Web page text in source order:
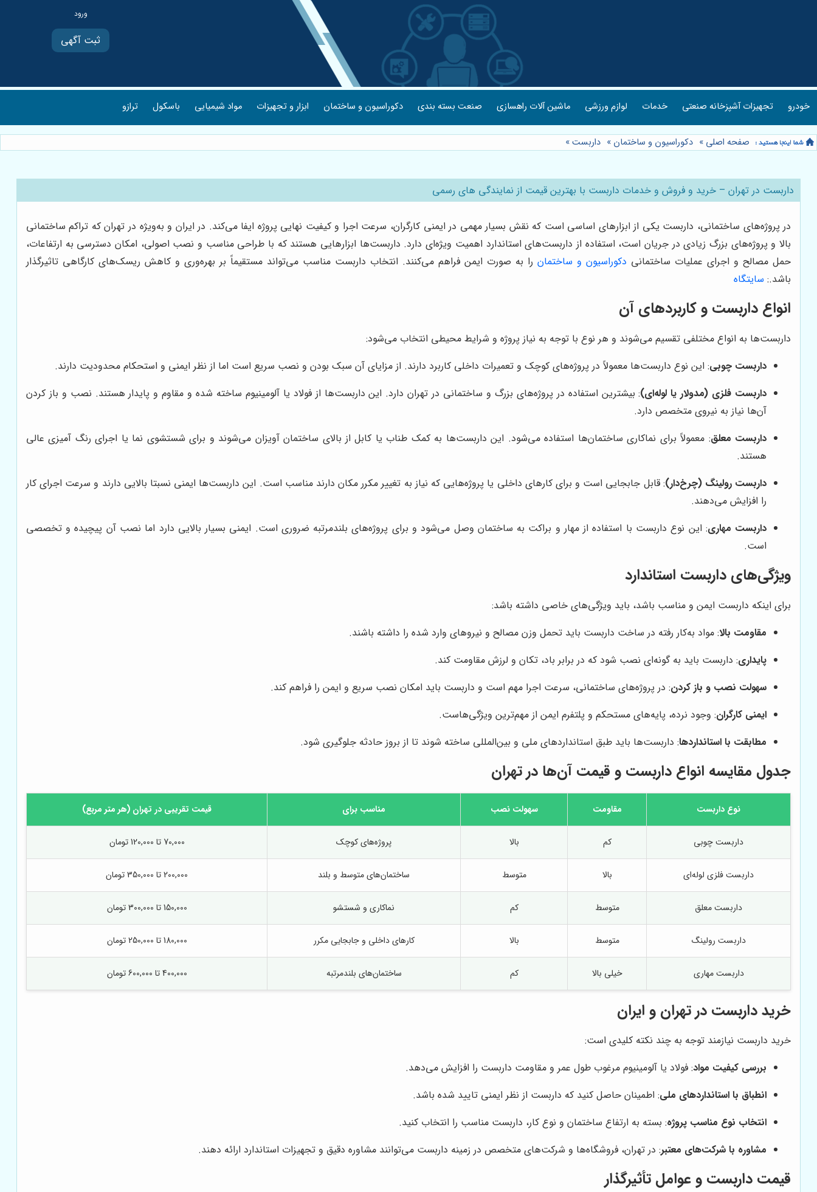
ثبت آگهی
خودرو تجهیزات آشپزخانه صنعتی خدمات لوازم ورزشی ماشین آلات راهسازی صنعت بسته بندی دکوراسیون و ساختمان ابزار و تجهیزات مواد شیمیایی باسکول ترازو
صفحه اصلی » دکوراسیون و ساختمان » داربست»
داربست در تهران – خرید و فروش و خدمات داربست با بهترین قیمت از نمایندگی های رسمی
در پروژه‌های ساختمانی، داربست یکی از ابزارهای اساسی است که نقش بسیار مهمی در ایمنی کارگران، سرعت اجرا و کیفیت نهایی پروژه ایفا می‌کند. در ایران و به‌ویژه در تهران که تراکم ساختمانی
بالا و پروژه‌های بزرگ زیادی در جریان است، استفاده از داربست‌های استاندارد اهمیت ویژه‌ای دارد. داربست‌ها ابزارهایی هستند که با طراحی مناسب و نصب اصولی، امکان دسترسی به ارتفاعات،
حمل مصالح و اجرای عملیات ساختمانی دکوراسیون و ساختمانرا به صورت ایمن فراهم می‌کنند. انتخاب داربست مناسب می‌تواند مستقیماً بر بهره‌وری و کاهش ریسک‌های کارگاهی تاثیرگذار
باشد.: سایتگاه
انواع داربست و کاربردهای آن
داربست‌ها به انواع مختلفی تقسیم می‌شوند و هر نوع با توجه به نیاز پروژه و شرایط محیطی انتخاب می‌شود:
داربست چوبی: این نوع داربست‌ها معمولاً در پروژه‌های کوچک و تعمیرات داخلی کاربرد دارند. از مزایای آن سبک بودن و نصب سریع است اما از نظر ایمنی و استحکام محدودیت دارند.
داربست فلزی (مدولار یا لوله‌ای): بیشترین استفاده در پروژه‌های بزرگ و ساختمانی در تهران دارد. این داربست‌ها از فولاد یا آلومینیوم ساخته شده و مقاوم و پایدار هستند. نصب و باز کردن
آن‌ها نیاز به نیروی متخصص دارد.
داربست معلق: معمولاً برای نماکاری ساختمان‌ها استفاده می‌شود. این داربست‌ها به کمک طناب یا کابل از بالای ساختمان آویزان می‌شوند و برای شستشوی نما یا اجرای رنگ آمیزی عالی
هستند.
داربست رولینگ (چرخ‌دار): قابل جابجایی است و برای کارهای داخلی یا پروژه‌هایی که نیاز به تغییر مکرر مکان دارند مناسب است. این داربست‌ها ایمنی نسبتا بالایی دارند و سرعت اجرای کار
را افزایش می‌دهند.
داربست مهاری: این نوع داربست با استفاده از مهار و براکت به ساختمان وصل می‌شود و برای پروژه‌های بلندمرتبه ضروری است. ایمنی بسیار بالایی دارد اما نصب آن پیچیده و تخصصی
است.
ویژگی‌های داربست استاندارد
برای اینکه داربست ایمن و مناسب باشد، باید ویژگی‌های خاصی داشته باشد:
مقاومت بالا: مواد به‌کار رفته در ساخت داربست باید تحمل وزن مصالح و نیروهای وارد شده را داشته باشند.
پایداری: داربست باید به گونه‌ای نصب شود که در برابر باد، تکان و لرزش مقاومت کند.
سهولت نصب و باز کردن: در پروژه‌های ساختمانی، سرعت اجرا مهم است و داربست باید امکان نصب سریع و ایمن را فراهم کند.
ایمنی کارگران: وجود نرده، پایه‌های مستحکم و پلتفرم ایمن از مهم‌ترین ویژگی‌هاست.
مطابقت با استانداردها: داربست‌ها باید طبق استانداردهای ملی و بین‌المللی ساخته شوند تا از بروز حادثه جلوگیری شود.
جدول مقایسه انواع داربست و قیمت آن‌ها در تهران
نوع داربست مقاومت سهولت نصب مناسب برای قیمت تقریبی در تهران (هر متر مربع)
داربست چوبی کم بالا پروژه‌های کوچک 70,000 تا 120,000 تومان
داربست فلزی لوله‌ای بالا متوسط ساختمان‌های متوسط و بلند 200,000 تا 350,000 تومان
داربست معلق متوسط کم نماکاری و شستشو 150,000 تا 300,000 تومان
داربست رولینگ متوسط بالا کارهای داخلی و جابجایی مکرر 180,000 تا 250,000 تومان
داربست مهاری خیلی بالا کم ساختمان‌های بلندمرتبه 400,000 تا 600,000 تومان
خرید داربست در تهران و ایران
خرید داربست نیازمند توجه به چند نکته کلیدی است:
بررسی کیفیت مواد: فولاد یا آلومینیوم مرغوب طول عمر و مقاومت داربست را افزایش می‌دهد.
انطباق با استانداردهای ملی: اطمینان حاصل کنید که داربست از نظر ایمنی تایید شده باشد.
انتخاب نوع مناسب پروژه: بسته به ارتفاع ساختمان و نوع کار، داربست مناسب را انتخاب کنید.
مشاوره با شرکت‌های معتبر: در تهران، فروشگاه‌ها و شرکت‌های متخصص در زمینه داربست می‌توانند مشاوره دقیق و تجهیزات استاندارد ارائه دهند.
قیمت داربست و عوامل تأثیرگذار